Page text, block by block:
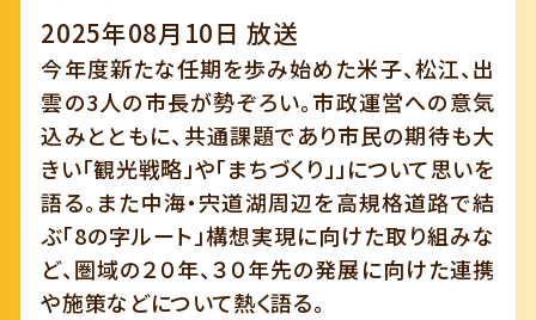
2025年08月10日 放送
今年度新たな任期を歩み始めた米子、松江、出
雲の3人の市長が勢ぞろい。市政運営への意気
込みとともに、共通課題であり市民の期待も大
きい「観光戦略」や「まちづくり」」について思いを
語る。また中海・宍道湖周辺を高規格道路で結
ぶ「8の字ルート」構想実現に向けた取り組みな
ど、圏域の２０年、３０年先の発展に向けた連携
や施策などについて熱く語る。